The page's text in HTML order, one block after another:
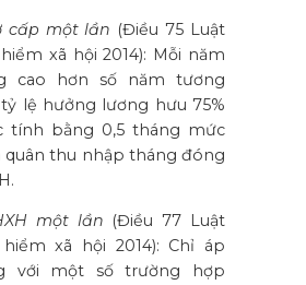
cấp một lần (Điều 75 Luật
xã hội 2014): Mỗi năm
cao hơn số năm tương
lệ hưởng lương hưu 75%
tính bằng 0,5 tháng mức
quân thu nhập tháng đóng
một lần (Điều 77 Luật
hiểm xã hội 2014): Chỉ áp
với một số trường hợp